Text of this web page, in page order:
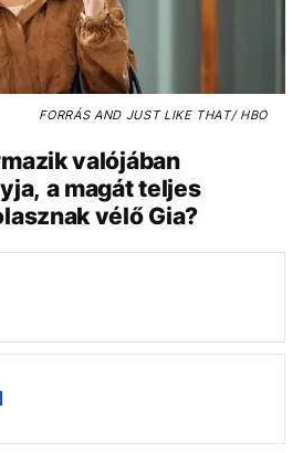
FORRÁSAND JUST LIKE THAT/ HBO
valójában
a magát teljes
vélő Gia?